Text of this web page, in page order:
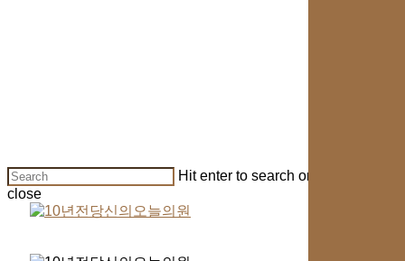
Hit enter to search or ESC to
close
Close